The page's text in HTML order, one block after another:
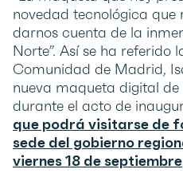
novedad tecnológica que
darnos cuenta de la
Norte”. Así se ha referido
Comunidad de Madrid,
nueva maqueta digital
durante el acto de
que podrá visitarse de
sede del gobierno
viernes 18 de septiembre